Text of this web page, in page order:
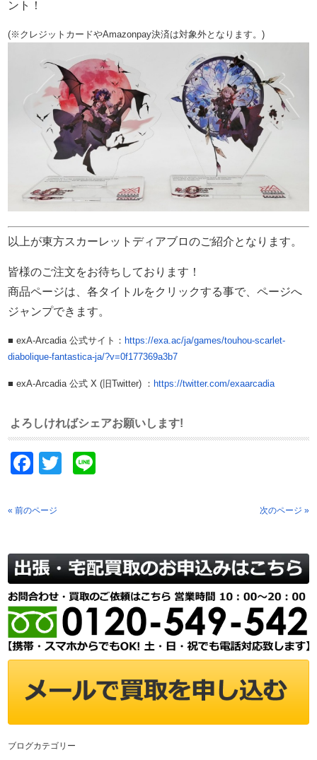
ント！
(※クレジットカードやAmazonpay決済は対象外となります。)
以上が東方スカーレットディアブロのご紹介となります。
皆様のご注文をお待ちしております！
商品ページは、各タイトルをクリックする事で、ページへ
ジャンプできます。
■ exA-Arcadia 公式サイト： https://exa.ac/ja/games/touhou-scarlet-
diabolique-fantastica-ja/?v=0f177369a3b7
■ exA-Arcadia 公式 X (旧Twitter) ： https://twitter.com/exaarcadia
よろしければシェアお願いします!
Facebook
Twitter
« 前のページ 次のページ »
ブログカテゴリー